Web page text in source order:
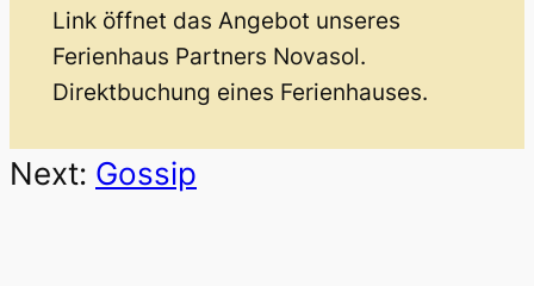
Link öffnet das Angebot unseres
Ferienhaus Partners Novasol.
Direktbuchung eines Ferienhauses.
Next: Gossip